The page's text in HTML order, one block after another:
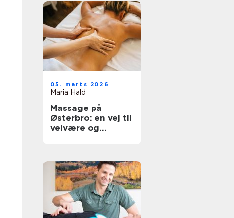
05. marts 2026
Maria Hald
Massage på
Østerbro: en vej til
velvære og